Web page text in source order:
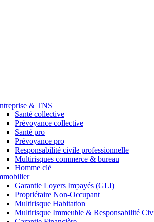
& TNS
Santé collective
Prévoyance collective
Santé pro
Prévoyance pro
Responsabilité civile professionnelle
Multirisques commerce & bureau
Homme clé
Garantie Loyers Impayés (GLI)
Propriétaire Non-Occupant
Multirisque Habitation
Multirisque Immeuble & Responsabilité